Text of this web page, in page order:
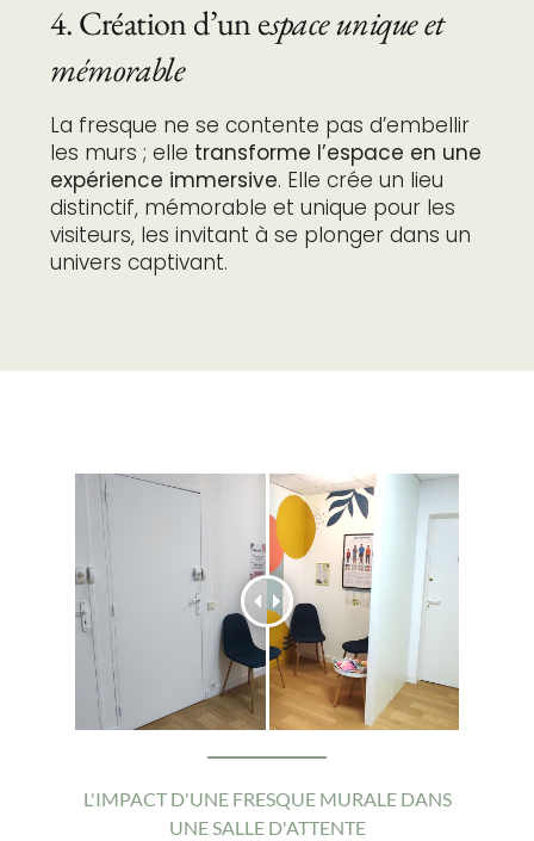
4. Création d’un espace unique et
mémorable
La fresque ne se contente pas d’embellir
les murs ; elle transforme l’espace en une
expérience immersive. Elle crée un lieu
distinctif, mémorable et unique pour les
visiteurs, les invitant à se plonger dans un
univers captivant.
L'IMPACT D'UNE FRESQUE MURALE DANS
UNE SALLE D'ATTENTE